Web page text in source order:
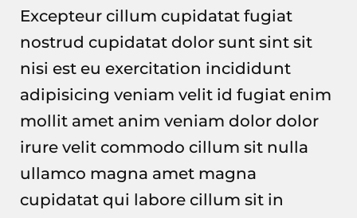
Excepteur cillum cupidatat fugiat
nostrud cupidatat dolor sunt sint sit
nisi est eu exercitation incididunt
adipisicing veniam velit id fugiat enim
mollit amet anim veniam dolor dolor
irure velit commodo cillum sit nulla
ullamco magna amet magna
cupidatat qui labore cillum sit in